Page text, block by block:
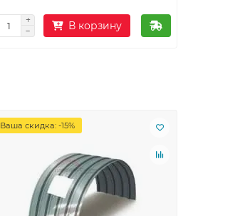
В корзину
Ваша скидка: -15%